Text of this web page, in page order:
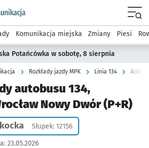
wroclaw.pl podserwis: Komunikacja
Komunikacja miejska Zmiany Piesi
Potańcówka w sobotę, 8 sierpnia
Rozkłady jazdy MPK Linia 134
autobusu 134,
Nowy Dwór (P+R)
Słupek: 12156
23.05.2026